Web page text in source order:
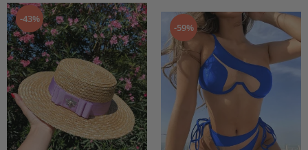
-43%
-59%